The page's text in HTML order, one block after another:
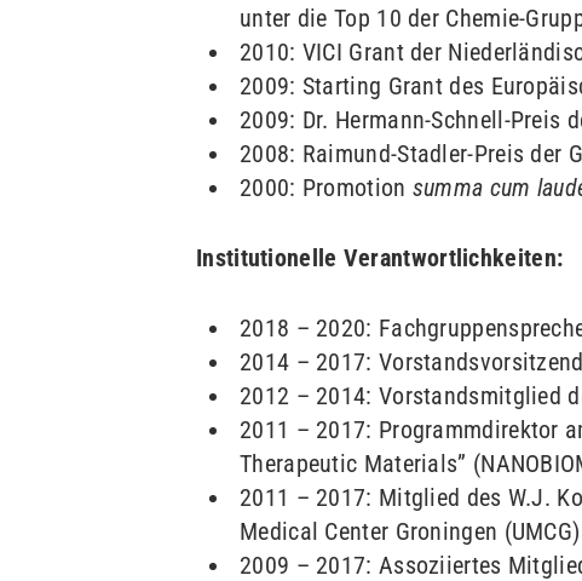
unter die Top 10 der Chemie-
2010: VICI Grant der
2009: Starting Grant des
2009: Dr. Hermann-Schnell-Preis
2008: Raimund-Stadler-Preis der
2000: Promotion summa cum
Institutionelle Verantwortlichkeiten:
2018 – 2020:
2014 – 2017:
2012 – 2014: Vorstandsmitglied
2011 – 2017: Programmdirektor
Therapeutic Materials”
2011 – 2017: Mitglied des W.J.
Medical Center Groningen (UMCG)
2009 – 2017: Assoziiertes